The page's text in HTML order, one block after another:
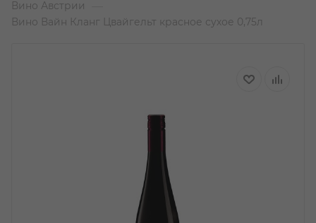
Вино Австрии
Вино Вайн Кланг Цвайгельт красное сухое 0,75л